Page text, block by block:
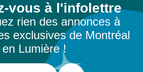
vous à l'infolettre
rien des annonces à
exclusives de Montréal
en Lumière !